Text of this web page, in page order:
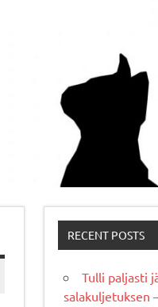
RECENT POSTS
Tulli paljasti
salakuljetuksen